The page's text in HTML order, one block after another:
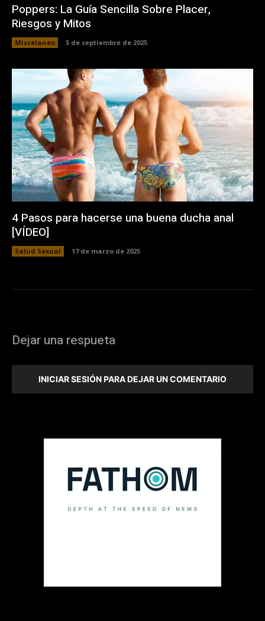
Poppers: La Guía Sencilla Sobre Placer,
Riesgos y Mitos
Miscelaneo 5 de septiembre de 2025
4 Pasos para hacerse una buena ducha anal
[VÍDEO]
Salud Sexual 17 de marzo de 2025
Dejar una respueta
INICIAR SESIÓN PARA DEJAR UN COMENTARIO